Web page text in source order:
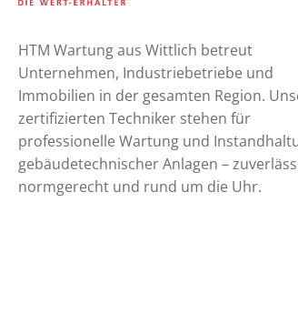
HTM Wartung aus Wittlich betreut
Unternehmen, Industriebetriebe und
Immobilien in der gesamten Region.
zertifizierten Techniker stehen für
professionelle Wartung und
gebäudetechnischer Anlagen –
normgerecht und rund um die Uhr.